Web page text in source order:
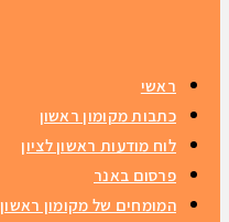
ראשי
כתבות מקומון ראשון
לוח מודעות ראשון לציון
פרסום באנר
המומחים של מקומון ראשון